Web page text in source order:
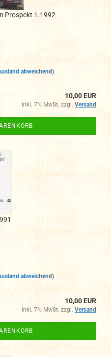
Prospekt 1.1992
abweichend)
10,00 EUR
inkl. 7% MwSt. zzgl. Versand
abweichend)
10,00 EUR
inkl. 7% MwSt. zzgl. Versand